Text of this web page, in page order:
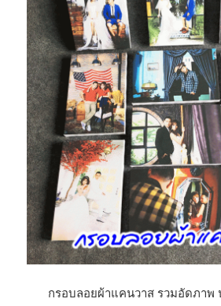
กรอบลอยผ้าแคนวาส รวมอัดภาพ